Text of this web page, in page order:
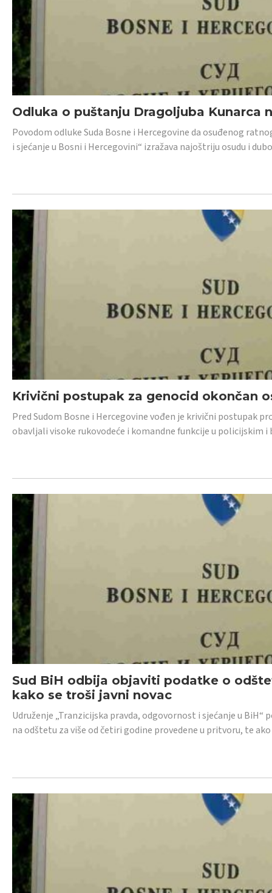
Odluka o puštanju Dragoljuba Kunarca
Povodom odluke Suda Bosne i Hercegovine da osuđenog
i sjećanje u Bosni i Hercegovini“ izražava najoštriju osudu i
Krivični postupak za genocid okončan
Pred Sudom Bosne i Hercegovine vođen je krivični postupak
obavljali visoke rukovodeće i komandne funkcije u policijskim
Sud BiH odbija objaviti podatke o
kako se troši javni novac
Udruženje „Tranzicijska pravda, odgovornost i sjećanje u
na odštetu za više od četiri godine provedene u pritvoru, te